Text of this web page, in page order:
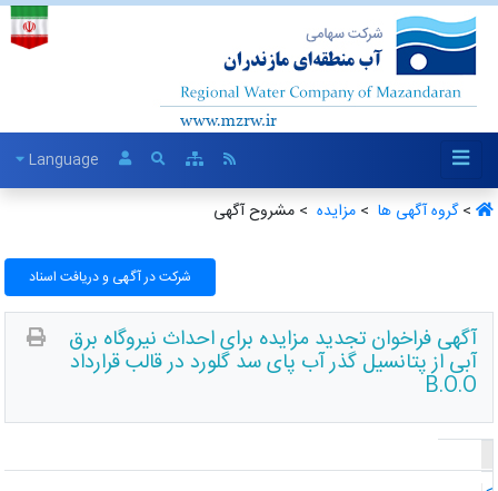
Language
>گروه آگهی ها ‏>مزایده ‏> مشروح آگهی
شرکت در آگهی و دریافت اسناد
آگهی فراخوان تجدید مزایده برای احداث نیروگاه برق
آبی از پتانسیل گذر آب پای سد گلورد در قالب قرارداد
B.O.O